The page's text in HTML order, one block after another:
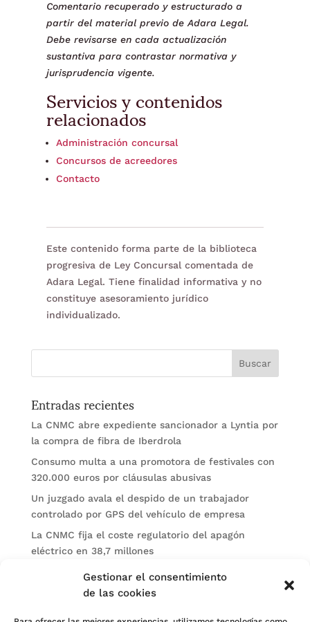
Gestionar el consentimiento
de las cookies
Comentario recuperado y estructurado a
partir del material previo de Adara Legal.
Debe revisarse en cada actualización
sustantiva para contrastar normativa y
jurisprudencia vigente.
Servicios y contenidos
relacionados
Administración concursal
Concursos de acreedores
Contacto
Este contenido forma parte de la biblioteca
progresiva de Ley Concursal comentada de
Adara Legal. Tiene finalidad informativa y no
constituye asesoramiento jurídico
individualizado.
Entradas recientes
La CNMC abre expediente sancionador a Lyntia por
la compra de fibra de Iberdrola
Consumo multa a una promotora de festivales con
320.000 euros por cláusulas abusivas
Un juzgado avala el despido de un trabajador
controlado por GPS del vehículo de empresa
La CNMC fija el coste regulatorio del apagón
eléctrico en 38,7 millones
El BOE publica sanciones de la CNMV a Soltec y